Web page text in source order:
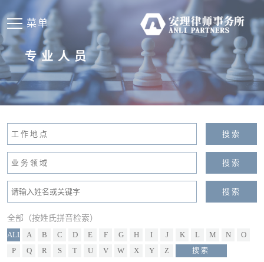
菜单
专业人员
全部（按姓氏拼音检索）
ALL
A B C D E F G H I J K L M N
O
P
Q R S T U V W X Y Z